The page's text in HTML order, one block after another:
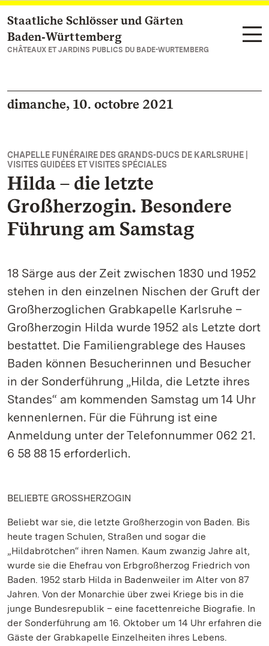
Vers la page d’accueil
Staatliche Schlösser und Gärten
Baden‑Württemberg
CHÂTEAUX ET JARDINS PUBLICS DU BADE-WURTEMBERG
dimanche, 10. octobre 2021
CHAPELLE FUNÉRAIRE DES GRANDS-DUCS DE KARLSRUHE |
VISITES GUIDÉES ET VISITES SPÉCIALES
Hilda – die letzte
Großherzogin. Besondere
Führung am Samstag
18 Särge aus der Zeit zwischen 1830 und 1952
stehen in den einzelnen Nischen der Gruft der
Großherzoglichen Grabkapelle Karlsruhe –
Großherzogin Hilda wurde 1952 als Letzte dort
bestattet. Die Familiengrablege des Hauses
Baden können Besucherinnen und Besucher
in der Sonderführung „Hilda, die Letzte ihres
Standes“ am kommenden Samstag um 14 Uhr
kennenlernen. Für die Führung ist eine
Anmeldung unter der Telefonnummer 062 21.
6 58 88 15 erforderlich.
BELIEBTE GROSSHERZOGIN
Beliebt war sie, die letzte Großherzogin von Baden. Bis
heute tragen Schulen, Straßen und sogar die
„Hildabrötchen“ ihren Namen. Kaum zwanzig Jahre alt,
wurde sie die Ehefrau von Erbgroßherzog Friedrich von
Baden. 1952 starb Hilda in Badenweiler im Alter von 87
Jahren. Von der Monarchie über zwei Kriege bis in die
junge Bundesrepublik – eine facettenreiche Biografie. In
der Sonderführung am 16. Oktober um 14 Uhr erfahren die
Gäste der Grabkapelle Einzelheiten ihres Lebens.